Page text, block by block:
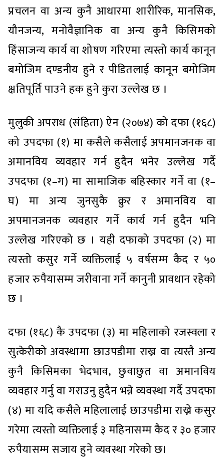
प्रचलन वा अन्य कुनै आधारमा शारीरिक, मानसिक,
यौनजन्य, मनोवैज्ञानिक वा अन्य कुनै किसिमको
हिंसाजन्य कार्य वा शोषण गरिएमा त्यस्तो कार्य कानून
बमोजिम दण्डनीय हुने र पीडितलाई कानून बमोजिम
क्षतिपूर्ति पाउने हक हुने कुरा उल्लेख छ ।
मुलुकी अपराध (संहिता) ऐन (२०७४) को दफा (१६८)
को उपदफा (१) मा कसैले कसैलाई अपमानजनक वा
अमानविय व्यवहार गर्न हुदैन भनेर उल्लेख गर्दै
उपदफा (१–ग) मा सामाजिक बहिस्कार गर्ने वा (१–
घ) मा अन्य जुनसुकै क्रुर र अमानविय वा
अपमानजनक व्यवहार गर्ने कार्य गर्न हुदैन भनि
उल्लेख गरिएको छ । यही दफाको उपदफा (२) मा
त्यस्तो कसुर गर्ने व्यक्तिलाई ५ वर्षसम्म कैद र ५०
हजार रुपैयासम्म जरीवाना गर्ने कानुनी प्रावधान रहेको
छ ।
दफा (१६८) कै उपदफा (३) मा महिलाको रजस्वला र
सुत्केरीको अवस्थामा छाउपडीमा राख्न वा त्यस्तै अन्य
कुनै किसिमका भेदभाव, छुवाछुत वा अमानविय
व्यवहार गर्नु वा गराउनु हुदैन भन्ने व्यवस्था गर्दै उपदफा
(४) मा यदि कसैले महिलालाई छाउपडीमा राख्ने कसुर
गरेमा त्यस्तो व्यक्तिलाई ३ महिनासम्म कैद र ३० हजार
रुपैयासम्म सजाय हुने व्यवस्था गरेको छ।